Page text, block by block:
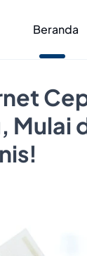
Beranda
Mulai